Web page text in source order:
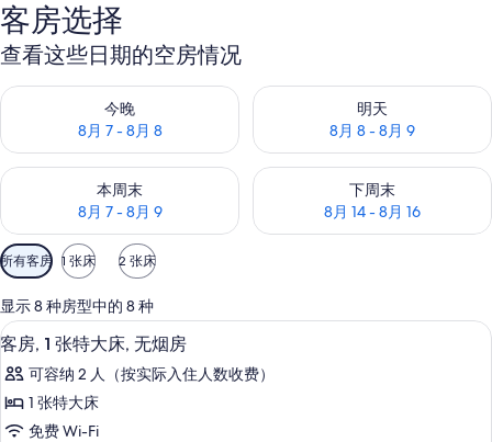
客房选择
查看这些日期的空房情况
今晚
8月 7 - 8月 8
查看今晚的空房情况：8月 7 - 8月 8
明天
8月 8 - 8月 9
查看明天的空房情况：8月 8 -
本周末
8月 7 - 8月 9
查看本周末的空房情况：8月 7 - 8月 9
下周末
8月 14 - 8月 16
查看下周末的空房情况：8月
可
用
的
客
房
筛
选
条
所有客房 1 张床 2 张床
显示 8 种房型中的 8 种
显
示
客
房,
办公桌、熨斗/熨衣板、免费 WiFi、特
3
客房, 1 张特大床, 无烟房
可容纳 2 人（按实际入住人数收费）
1 张特大床
免费 Wi-Fi